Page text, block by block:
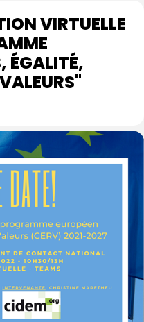
VIRTUELLE
ÉGALITÉ,